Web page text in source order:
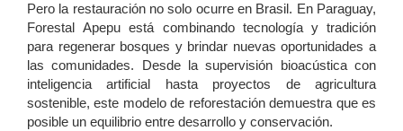
Pero la restauración no solo ocurre en Brasil. En Paraguay,
Forestal Apepu está combinando tecnología y tradición
para regenerar bosques y brindar nuevas oportunidades a
las comunidades. Desde la supervisión bioacústica con
inteligencia artificial hasta proyectos de agricultura
sostenible, este modelo de reforestación demuestra que es
posible un equilibrio entre desarrollo y conservación.